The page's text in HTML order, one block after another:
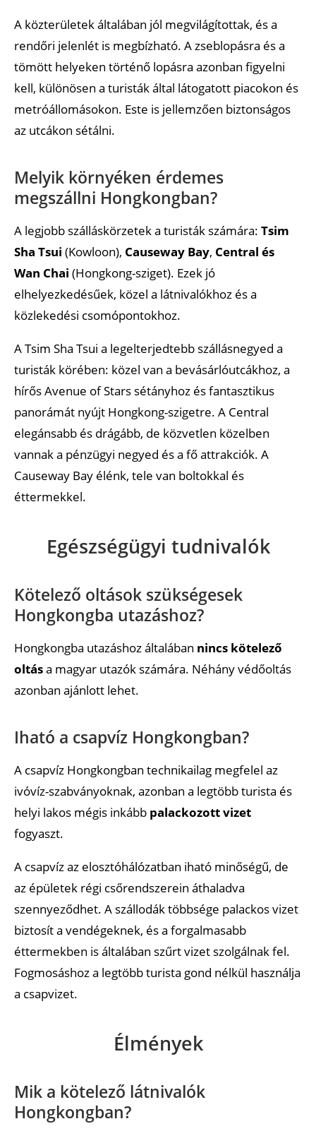
A közterületek általában jól megvilágítottak, és a
rendőri jelenlét is megbízható. A zseblopásra és a
tömött helyeken történő lopásra azonban figyelni
kell, különösen a turisták által látogatott piacokon és
metróállomásokon. Este is jellemzően biztonságos
az utcákon sétálni.
Melyik környéken érdemes
megszállni Hongkongban?
A legjobb szálláskörzetek a turisták számára: Tsim
Sha Tsui (Kowloon), Causeway Bay, Central és
Wan Chai (Hongkong-sziget). Ezek jó
elhelyezkedésűek, közel a látnivalókhoz és a
közlekedési csomópontokhoz.
A Tsim Sha Tsui a legelterjedtebb szállásnegyed a
turisták körében: közel van a bevásárlóutcákhoz, a
hírős Avenue of Stars sétányhoz és fantasztikus
panorámát nyújt Hongkong-szigetre. A Central
elegánsabb és drágább, de közvetlen közelben
vannak a pénzügyi negyed és a fő attrakciók. A
Causeway Bay élénk, tele van boltokkal és
éttermekkel.
Egészségügyi tudnivalók
Kötelező oltások szükségesek
Hongkongba utazáshoz?
Hongkongba utazáshoz általában nincs kötelező
oltása magyar utazók számára. Néhány védőoltás
azonban ajánlott lehet.
Iható a csapvíz Hongkongban?
A csapvíz Hongkongban technikailag megfelel az
ivóvíz-szabványoknak, azonban a legtöbb turista és
helyi lakos mégis inkább palackozott vizet
fogyaszt.
A csapvíz az elosztóhálózatban iható minőségű, de
az épületek régi csőrendszerein áthaladva
szennyeződhet. A szállodák többsége palackos vizet
biztosít a vendégeknek, és a forgalmasabb
éttermekben is általában szűrt vizet szolgálnak fel.
Fogmosáshoz a legtöbb turista gond nélkül használja
a csapvizet.
Élmények
Mik a kötelező látnivalók
Hongkongban?